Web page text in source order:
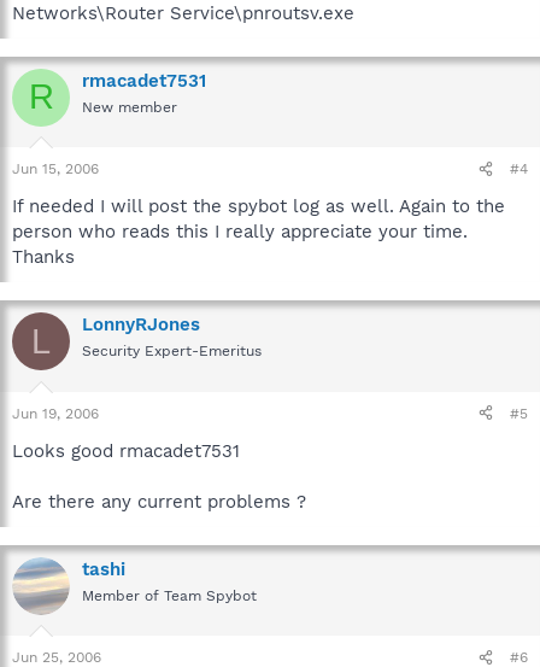
Networks\Router Service\pnroutsv.exe
R rmacadet7531
New member
Jun 15, 2006 #4
If needed I will post the spybot log as well. Again to the
person who reads this I really appreciate your time.
Thanks
L LonnyRJones
Security Expert-Emeritus
Jun 19, 2006 #5
Looks good rmacadet7531
Are there any current problems ?
tashi
Member of Team Spybot
Jun 25, 2006 #6